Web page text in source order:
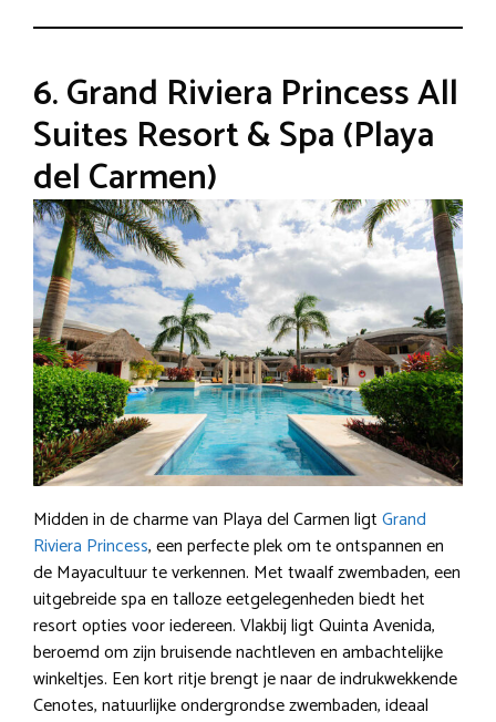
6. Grand Riviera Princess All
Suites Resort & Spa (Playa
del Carmen)
Midden in de charme van Playa del Carmen ligtGrand
Riviera Princess, een perfecte plek om te ontspannen en
de Mayacultuur te verkennen. Met twaalf zwembaden, een
uitgebreide spa en talloze eetgelegenheden biedt het
resort opties voor iedereen. Vlakbij ligt Quinta Avenida,
beroemd om zijn bruisende nachtleven en ambachtelijke
winkeltjes. Een kort ritje brengt je naar de indrukwekkende
Cenotes, natuurlijke ondergrondse zwembaden, ideaal